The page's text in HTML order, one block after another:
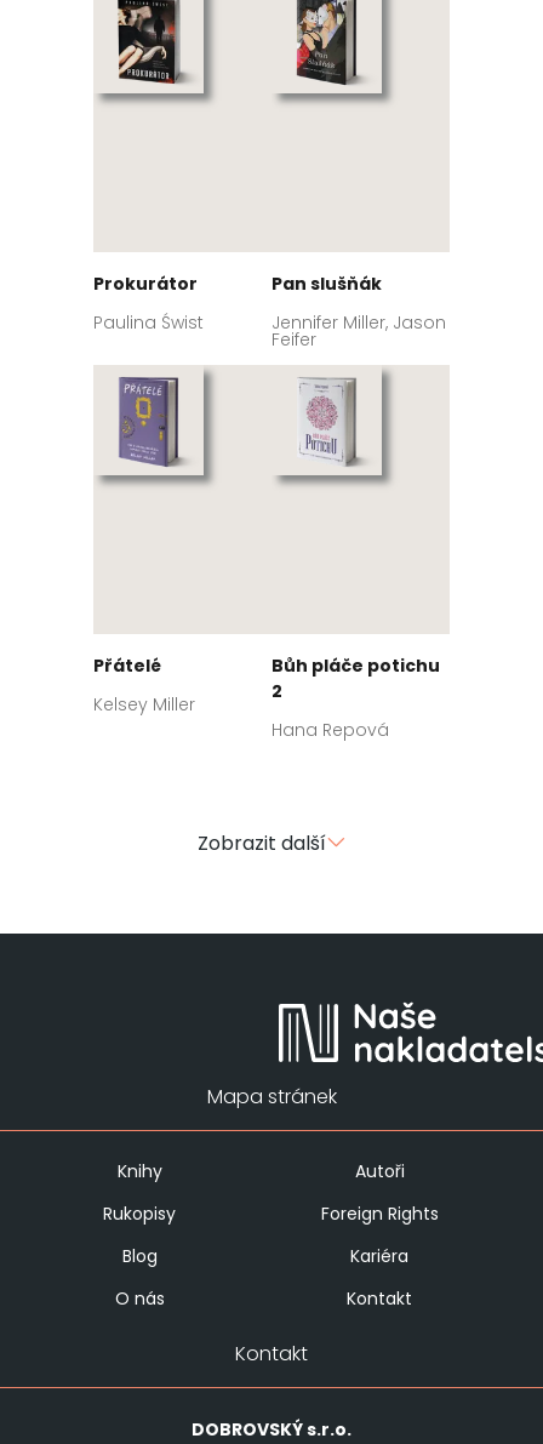
Prokurátor
Paulina Świst
Pan slušňák
Jennifer Miller, Jason
Feifer
Přátelé
Kelsey Miller
Bůh pláče potichu
2
Hana Repová
Zobrazit další
Mapa stránek
Knihy
Autoři
Rukopisy
Foreign Rights
Blog
Kariéra
O nás
Kontakt
Kontakt
DOBROVSKÝs.r.o.